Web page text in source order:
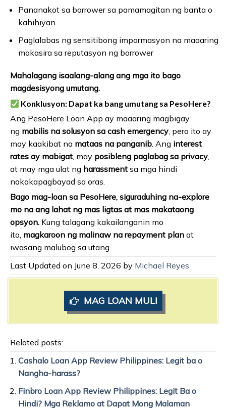
Pananakot sa borrower sa pamamagitan ng banta o
kahihiyan
Paglalabas ng sensitibong impormasyon na maaaring
makasira sa reputasyon ng borrower
Mahalagang isaalang-alang ang mga ito bago
magdesisyong umutang.
Konklusyon: Dapat ka bang umutang sa PesoHere?
Ang PesoHere Loan App ay maaaring magbigay
ng mabilis na solusyon sa cash emergency, pero ito ay
may kaakibat na mataas na panganib. Ang interest
rates ay mabigat, may posibleng paglabag sa privacy,
at may mga ulat ng harassment sa mga hindi
nakakapagbayad sa oras.
Bago mag-loan sa PesoHere, siguraduhing na-explore
mo na ang lahat ng mas ligtas at mas makataong
opsyon. Kung talagang kakailanganin mo
ito, magkaroon ng malinaw na repayment plan at
iwasang malubog sa utang.
Last Updated on June 8, 2026 by Michael Reyes
MAG LOAN MULI
Related posts:
Cashalo Loan App Review Philippines: Legit ba o
Nangha-harass?
Finbro Loan App Review Philippines: Legit Ba o
Hindi? Mga Reklamo at Dapat Mong Malaman